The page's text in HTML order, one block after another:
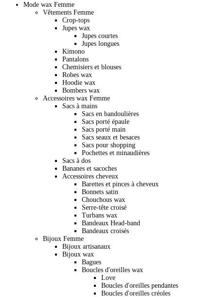
Mode wax Femme
Vêtements Femme
Crop-tops
Jupes wax
Jupes courtes
Jupes longues
Kimono
Pantalons
Chemisiers et blouses
Robes wax
Hoodie wax
Bombers wax
Accessoires wax Femme
Sacs à mains
Sacs en bandoulières
Sacs porté épaule
Sacs porté main
Sacs seaux et besaces
Sacs pour shopping
Pochettes et minaudières
Sacs à dos
Bananes et sacoches
Accessoires cheveux
Barettes et pinces à cheveux
Bonnets satin
Chouchous wax
Serre-tête croisé
Turbans wax
Bandeaux Head-band
Bandeaux croisés
Bijoux Femme
Bijoux artisanaux
Bijoux wax
Bagues
Boucles d'oreilles wax
Love
Boucles d'oreilles pendantes
Boucles d'oreilles créoles